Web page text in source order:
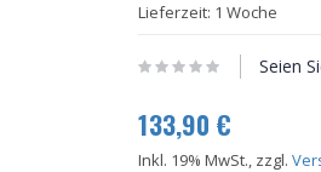
Lieferzeit: 1 Woche
Seien
133,90 €
Inkl. 19% MwSt., zzgl.